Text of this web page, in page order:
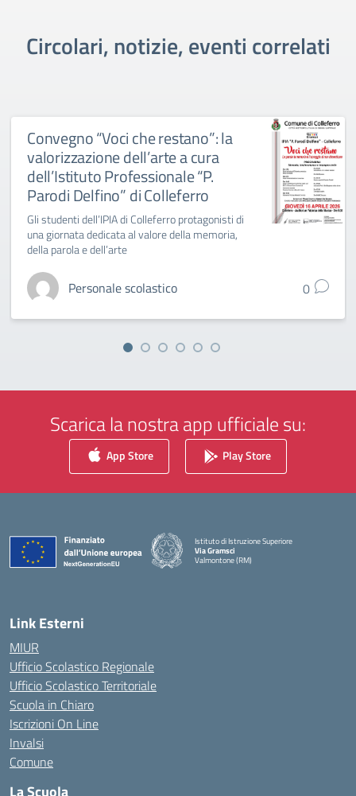
Circolari, notizie, eventi correlati
Convegno “Voci che restano”: la
valorizzazione dell’arte a cura
dell’Istituto Professionale “P.
Parodi Delfino” di Colleferro
Gli studenti dell’IPIA di Colleferro protagonisti di
una giornata dedicata al valore della memoria,
della parola e dell’arte
Personale scolastico 0
Scarica la nostra app ufficiale su:
App Store Play Store
Istituto di Istruzione Superiore
Via Gramsci
Valmontone (RM)
Link Esterni
MIUR
Ufficio Scolastico Regionale
Ufficio Scolastico Territoriale
Scuola in Chiaro
Iscrizioni On Line
Invalsi
Comune
La Scuola